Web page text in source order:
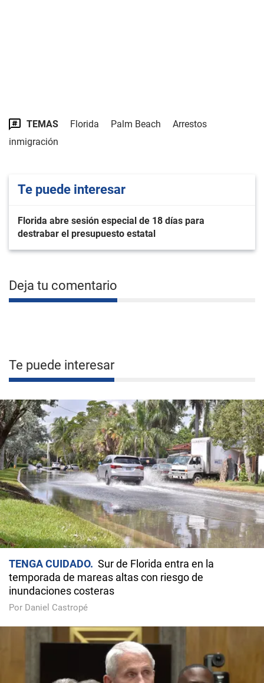
TEMAS Florida Palm Beach
Arrestos
inmigración
Te puede interesar
Florida abre sesión especial de 18 días para
destrabar el presupuesto estatal
Deja tu comentario
Te puede interesar
TENGA CUIDADO
Sur de Florida entra en la
temporada de mareas altas con riesgo de
inundaciones costeras
Por Daniel Castropé